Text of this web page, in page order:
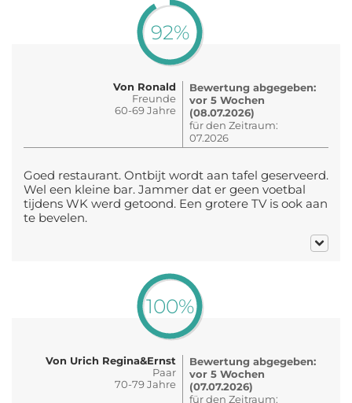
92%
Von Ronald
Freunde
60-69 Jahre
Bewertung abgegeben:
vor 5 Wochen
(08.07.2026)
für den Zeitraum:
07.2026
Goed restaurant. Ontbijt wordt aan tafel geserveerd.
Wel een kleine bar. Jammer dat er geen voetbal
tijdens WK werd getoond. Een grotere TV is ook aan
te bevelen.
100%
Von Urich Regina&Ernst
Paar
70-79 Jahre
Bewertung abgegeben:
vor 5 Wochen
(07.07.2026)
für den Zeitraum: